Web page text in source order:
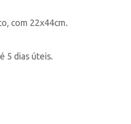
com 22x44cm.
5 dias úteis.